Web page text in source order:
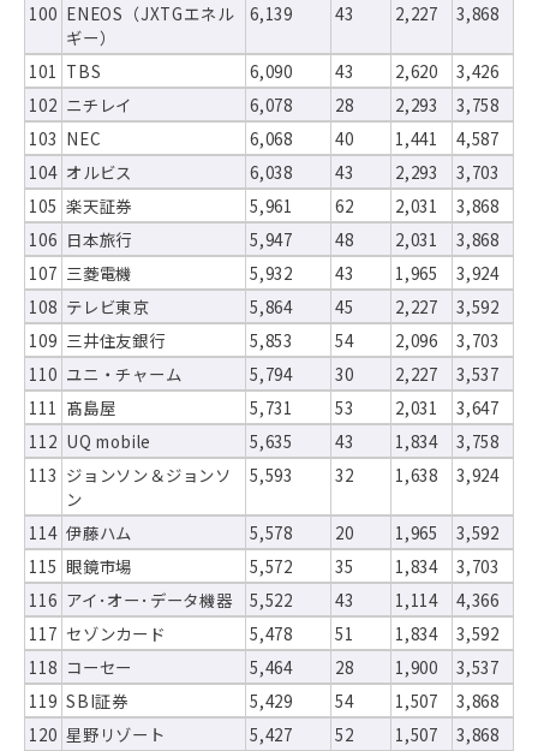
100 ENEOS（JXTGエネル
ギー）
6,139 43 2,227 3,868
101 TBS 6,090 43 2,620
3,426
102 ニチレイ 6,078 28 2,293
3,758
103 NEC 6,068 40 1,441
4,587
104 オルビス 6,038 43 2,293
3,703
105 楽天証券 5,961 62 2,031
3,868
106 日本旅行 5,947 48 2,031
3,868
107 三菱電機 5,932 43 1,965
3,924
108 テレビ東京 5,864 45 2,227
3,592
109 三井住友銀行 5,853 54 2,096
3,703
110 ユニ・チャーム 5,794 30 2,227
3,537
111 髙島屋 5,731 53 2,031
3,647
112 UQ mobile 5,635 43 1,834
3,758
113 ジョンソン＆ジョンソ
ン
5,593 32 1,638 3,924
114 伊藤ハム 5,578 20 1,965
3,592
115 眼鏡市場 5,572 35 1,834
3,703
116 アイ･オー･データ機器 5,522 43 1,114
4,366
117 セゾンカード 5,478 51 1,834
3,592
118 コーセー 5,464 28 1,900
3,537
119 SBI証券 5,429 54 1,507
3,868
120 星野リゾート 5,427 52 1,507
3,868